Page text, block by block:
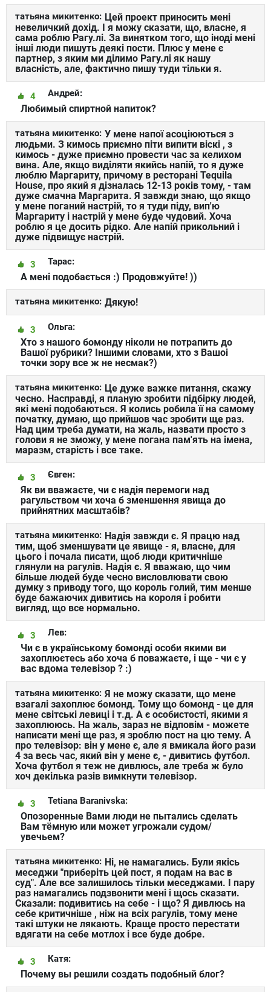
татьяна микитенко: Цей проект приносить мені
невеличкий дохід. І я можу сказати, що, власне, я
сама роблю Рагу.лі. За винятком того, що іноді мені
інші люди пишуть деякі пости. Плюс у мене є
партнер, з яким ми ділимо Рагу.лі як нашу
власність, але, фактично пишу туди тільки я.
Андрей:
4
Любимый спиртной напиток?
татьяна микитенко: У мене напої асоціюються з
людьми. З кимось приємно піти випити віскі , з
кимось - дуже приємно провести час за келихом
вина. Але, якщо виділяти якийсь напій, то я дуже
люблю Маргариту, причому в ресторані Tequila
House, про який я дізналась 12-13 років тому, - там
дуже смачна Маргарита. Я завжди знаю, що якщо
у мене поганий настрій, то я туди піду, вип'ю
Маргариту і настрій у мене буде чудовий. Хоча
роблю я це досить рідко. Але напій прикольний і
дуже підвищує настрій.
Тарас:
3
А мені подобається :) Продовжуйте! ))
татьяна микитенко: Дякую!
Ольга:
3
Хто з нашого бомонду ніколи не потрапить до
Вашої рубрики? Іншими словами, хто з Вашоі
точки зору все ж не несмак?)
татьяна микитенко: Це дуже важке питання, скажу
чесно. Насправді, я планую зробити підбірку людей,
які мені подобаються. Я колись робила її на самому
початку, думаю, що прийшов час зробити ще раз.
Над цим треба думати, на жаль, назвати просто з
голови я не зможу, у мене погана пам'ять на імена,
маразм, старість і все таке.
Євген:
3
Як ви вважаєте, чи є надія перемоги над
рагульством чи хоча б зменшення явища до
прийнятних масштабів?
татьяна микитенко: Надія завжди є. Я працю над
тим, щоб зменшувати це явище - я, власне, для
цього і почала писати, щоб люди критичніше
глянули на рагулів. Надія є. Я вважаю, що чим
більше людей буде чесно висловлювати свою
думку з приводу того, що король голий, тим менше
буде бажаючих дивитись на короля і робити
вигляд, що все нормально.
Лев:
3
Чи є в українському бомонді особи якими ви
захоплюєтесь або хоча б поважаєте, і ще - чи є у
вас вдома телевізор ? :)
татьяна микитенко: Я не можу сказати, що мене
взагалі захоплює бомонд. Тому що бомонд - це для
мене світські левиці і т.д. А є особистості, якими я
захоплююсь. На жаль, зараз не відповім - можете
написати мені ще раз, я зроблю пост на цю тему. А
про телевізор: він у мене є, але я вмикала його рази
4 за весь час, який він у мене є, - дивитись футбол.
Хоча футбол я теж не дивлюсь, але треба ж було
хоч декілька разів вимкнути телевізор.
Tetiana Baranivska:
3
Опозоренные Вами люди не пытались сделать
Вам тёмную или может угрожали судом/
увечьем?
татьяна микитенко: Ні, не намагались. Були якісь
меседжи "приберіть цей пост, я подам на вас в
суд". Але все залишилось тільки меседжами. І пару
раз намагались подзвонити мені і щось сказати.
Сказали: подивитись на себе - і що? Я дивлюсь на
себе критичніше , ніж на всіх рагулів, тому мене
такі штуки не лякають. Краще просто перестати
вдягати на себе мотлох і все буде добре.
Катя:
3
Почему вы решили создать подобный блог?